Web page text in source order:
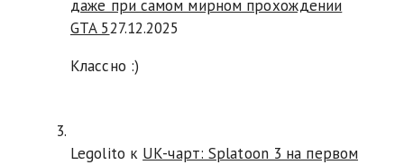
даже при самом мирном прохождении
GTA 527.12.2025
Классно :)
Legolito к UK-чарт: Splatoon 3 на первом